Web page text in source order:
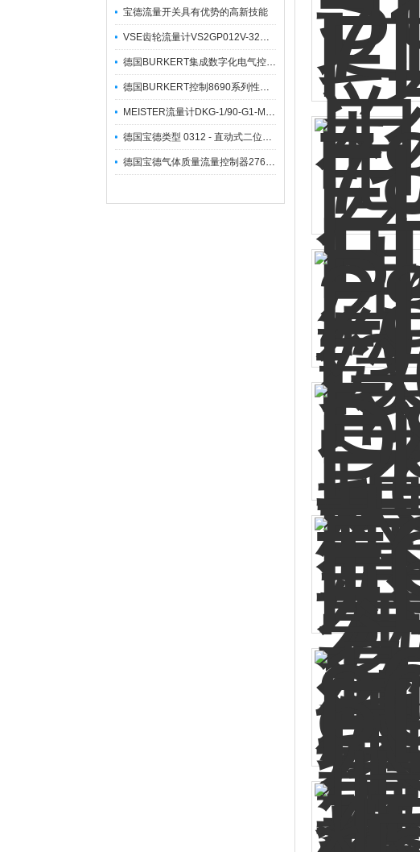
宝德流量开关具有优势的高新技能
VSE齿轮流量计VS2GP012V-32N11/4故障处理方法
德国BURKERT集成数字化电气控制器的过程控制阀8693系列
德国BURKERT控制8690系列性能参数
MEISTER流量计DKG-1/90-G1-MS产品描述及应用
德国宝德类型 0312 - 直动式二位三通升降式衔铁阀
德国宝德气体质量流量控制器276651